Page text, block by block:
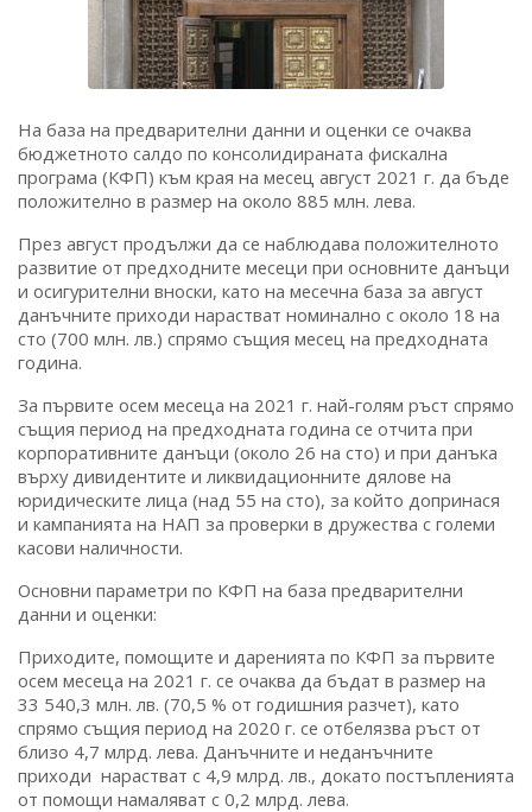
На база на предварителни данни и оценки се очаква
бюджетното салдо по консолидираната фискална
програма (КФП) към края на месец август 2021 г. да бъде
положително в размер на около 885 млн. лева.
През август продължи да се наблюдава положителното
развитие от предходните месеци при основните данъци
и осигурителни вноски, като на месечна база за август
данъчните приходи нарастват номинално с около 18 на
сто (700 млн. лв.) спрямо същия месец на предходната
година.
За първите осем месеца на 2021 г. най-голям ръст спрямо
същия период на предходната година се отчита при
корпоративните данъци (около 26 на сто) и при данъка
върху дивидентите и ликвидационните дялове на
юридическите лица (над 55 на сто), за който допринася
и кампанията на НАП за проверки в дружества с големи
касови наличности.
Основни параметри по КФП на база предварителни
данни и оценки:
Приходите, помощите и даренията по КФП за първите
осем месеца на 2021 г. се очаква да бъдат в размер на
33 540,3 млн. лв. (70,5 % от годишния разчет), като
спрямо същия период на 2020 г. се отбелязва ръст от
близо 4,7 млрд. лева. Данъчните и неданъчните
приходи нарастват с 4,9 млрд. лв., докато постъпленията
от помощи намаляват с 0,2 млрд. лева.